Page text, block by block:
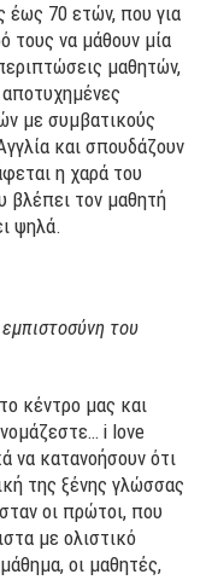
έως 70 ετών, που για
τους να μάθουν μία
μαθητών,
με συμβατικούς
και σπουδάζουν
η χαρά του
βλέπει τον μαθητή
ψηλά.
του
κέντρο μας και
i love
να κατανοήσουν ότι
της ξένης γλώσσας
οι πρώτοι, που
με ολιστικό
οι μαθητές,